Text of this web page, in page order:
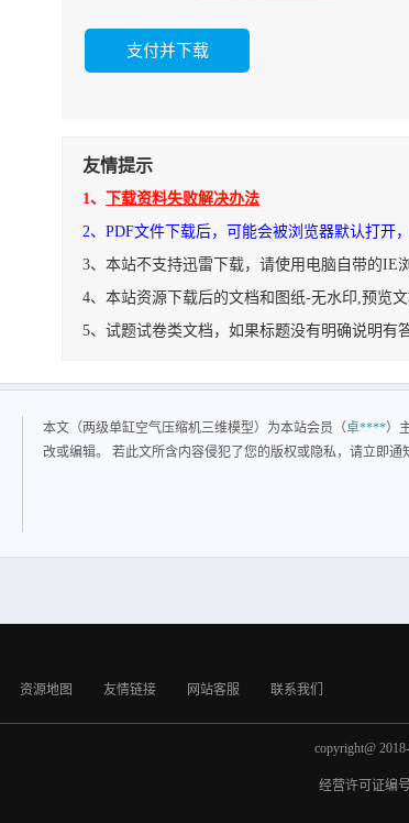
友情提示
1、
下载资料失败解决办法
2、PDF文件下载后，可能会被浏览器默认打开
3、本站不支持迅雷下载，请使用电脑自带的IE
4、本站资源下载后的文档和图纸-无水印,预览
5、试题试卷类文档，如果标题没有明确说明有
本文（两级单缸空气压缩机三维模型）为本站会员（卓****）
改或编辑。 若此文所含内容侵犯了您的版权或隐私，请立即通
资源地图 友情链接 网站客服 联系我们
copyright@
经营许可证编